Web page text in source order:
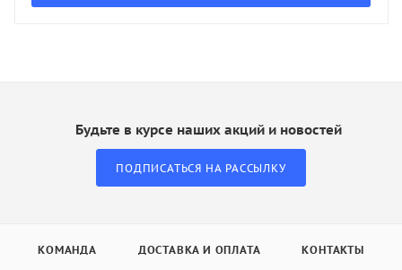
Будьте в курсе наших акций и новостей
ПОДПИСАТЬСЯ НА РАССЫЛКУ
КОМАНДА ДОСТАВКА И ОПЛАТА КОНТАКТЫ